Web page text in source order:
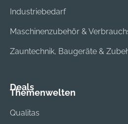
Industriebedarf
Maschinenzubehör &
Zauntechnik, Baugeräte &
Deals
Themenwelten
Qualitas